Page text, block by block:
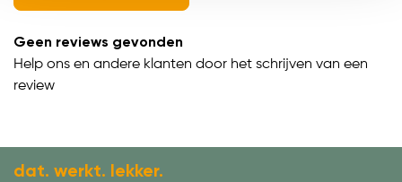
Geen reviews gevonden
Help ons en andere klanten door het schrijven van een
review
dat. werkt. lekker.